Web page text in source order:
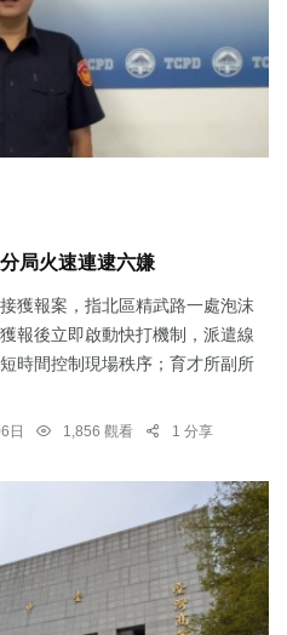
局火速連逮六嫌
獲報案，指北區精武路一處泡沫
報後立即啟動快打機制，派遣線
時間控制現場秩序；育才所副所
日 1,856 觀看 1 分享